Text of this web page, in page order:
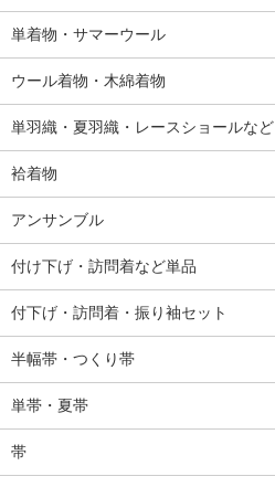
単着物・サマーウール
ウール着物・木綿着物
単羽織・夏羽織・レースショールなど
袷着物
アンサンブル
付け下げ・訪問着など単品
付下げ・訪問着・振り袖セット
半幅帯・つくり帯
単帯・夏帯
帯